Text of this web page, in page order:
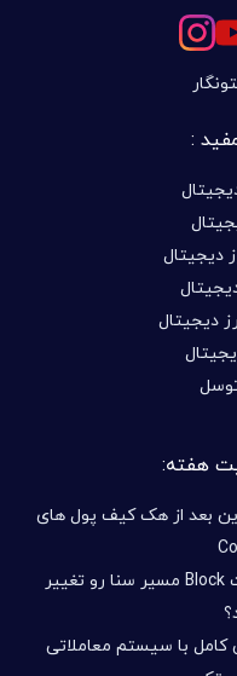
:
دیجیتال
دیجیتال
هفته:
کوین بعد از هک کیف پول های
قانون CLARITY آمریکا - حمایت Block مسیر سنا رو تغییر
با سیستم معاملاتی